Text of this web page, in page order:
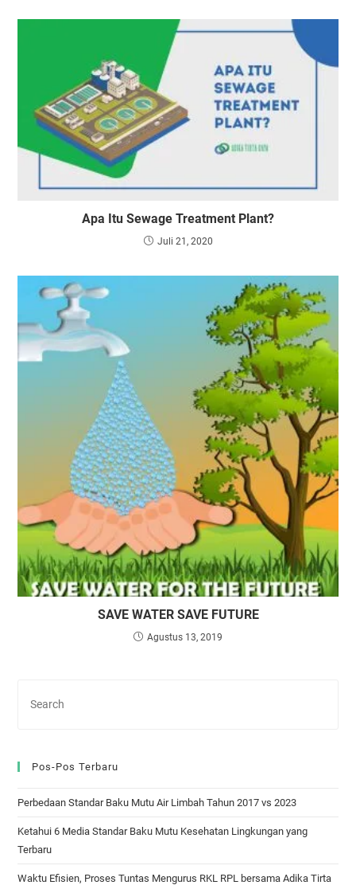
Apa Itu Sewage Treatment Plant?
Juli 21, 2020
SAVE WATER SAVE FUTURE
Agustus 13, 2019
Pos-Pos Terbaru
Perbedaan Standar Baku Mutu Air Limbah Tahun 2017 vs 2023
Ketahui 6 Media Standar Baku Mutu Kesehatan Lingkungan yang
Terbaru
Waktu Efisien, Proses Tuntas Mengurus RKL RPL bersama Adika Tirta